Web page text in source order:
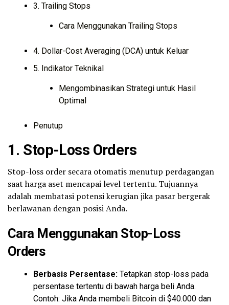
3. Trailing Stops
Cara Menggunakan Trailing Stops
4. Dollar-Cost Averaging (DCA) untuk Keluar
5. Indikator Teknikal
Mengombinasikan Strategi untuk Hasil
Optimal
Penutup
1. Stop-Loss Orders
Stop-loss order secara otomatis menutup perdagangan
saat harga aset mencapai level tertentu. Tujuannya
adalah membatasi potensi kerugian jika pasar bergerak
berlawanan dengan posisi Anda.
Cara Menggunakan Stop-Loss
Orders
Berbasis Persentase: Tetapkan stop-loss pada
persentase tertentu di bawah harga beli Anda.
Contoh: Jika Anda membeli Bitcoin di $40.000 dan